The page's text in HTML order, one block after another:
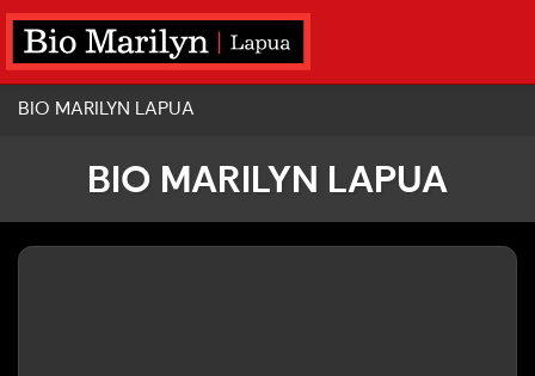
BIO MARILYN LAPUA
BIO MARILYN LAPUA